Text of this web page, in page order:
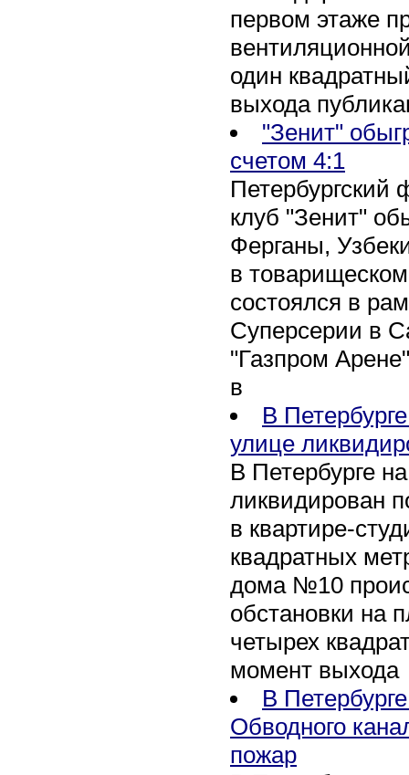
первом этаже
один
выхода
"Зенит"
счетом 4:1
Петербургский
клуб "Зенит"
Ферганы,
в
состоялся в
Суперсерии в
"Газпром
в
В
улице
В Петербурге
ликвидирован
в квартире-
квадратных
дома №10
обстановки на
четырех
момент выхода
В
Обводного
пожар